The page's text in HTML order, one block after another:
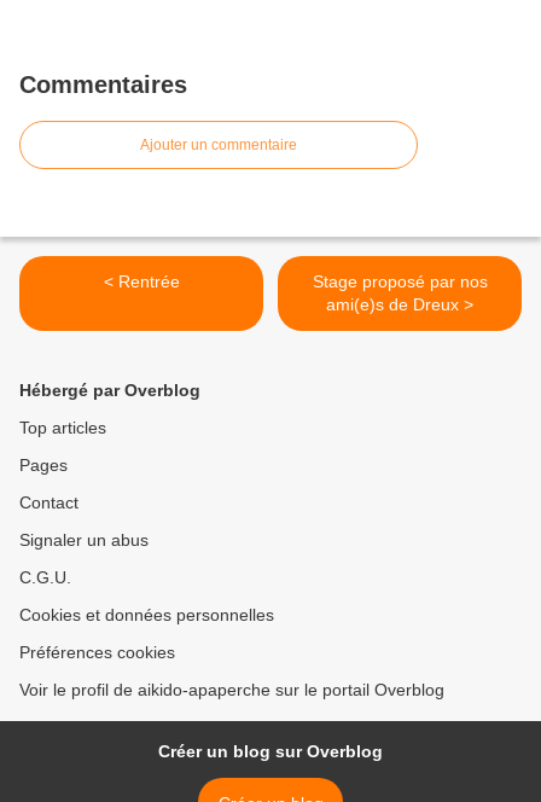
Commentaires
Ajouter un commentaire
< Rentrée
Stage proposé par nos
ami(e)s de Dreux >
Hébergé par Overblog
Top articles
Pages
Contact
Signaler un abus
C.G.U.
Cookies et données personnelles
Préférences cookies
Voir le profil de aikido-apaperche sur le portail Overblog
Créer un blog sur Overblog